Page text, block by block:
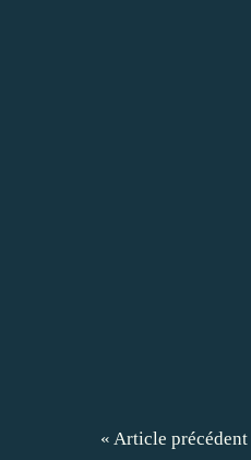
« Article précédent